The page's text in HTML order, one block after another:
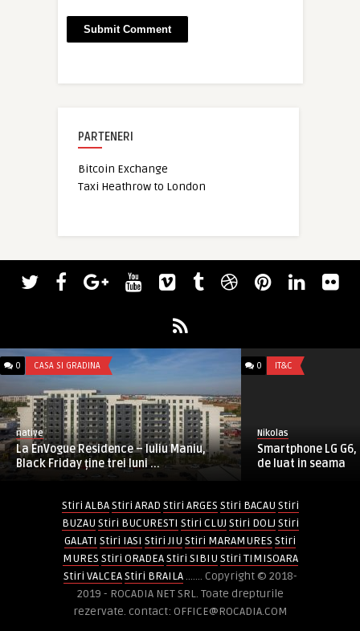
PARTENERI
Bitcoin Exchange
Taxi Heathrow to London
0 CASA SI GRADINA
native
La EnVogue Residence – Iuliu Maniu,
Black Friday ține trei luni ...
0 IT&C
Nikolas
Smartphone LG
de luat in seama
Stiri ALBA Stiri ARAD Stiri ARGES Stiri BACAU Stiri
BUZAU Stiri BUCURESTI Stiri CLUJ Stiri DOLJ Stiri
GALATI Stiri IASI Stiri JIU Stiri MARAMURES Stiri
MURES Stiri ORADEA Stiri SIBIU Stiri TIMISOARA
Stiri VALCEA Stiri BRAILA....... Copyright © 2018-
2019 - ROCADIA NET SRL. Toate drepturile
rezervate. contact: OFFICE@ROCADIA.COM